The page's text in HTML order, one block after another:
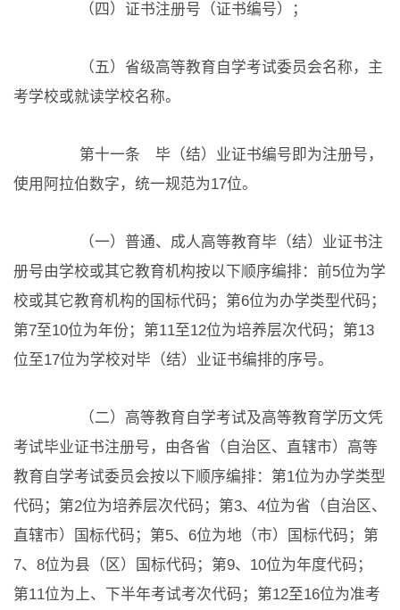
（四）证书注册号（证书编号）；
（五）省级高等教育自学考试委员会名称，主
考学校或就读学校名称。
第十一条 毕（结）业证书编号即为注册号，
使用阿拉伯数字，统一规范为17位。
（一）普通、成人高等教育毕（结）业证书注
册号由学校或其它教育机构按以下顺序编排：前5位为学
校或其它教育机构的国标代码；第6位为办学类型代码；
第7至10位为年份；第11至12位为培养层次代码；第13
位至17位为学校对毕（结）业证书编排的序号。
（二）高等教育自学考试及高等教育学历文凭
考试毕业证书注册号，由各省（自治区、直辖市）高等
教育自学考试委员会按以下顺序编排：第1位为办学类型
代码；第2位为培养层次代码；第3、4位为省（自治区、
直辖市）国标代码；第5、6位为地（市）国标代码；第
7、8位为县（区）国标代码；第9、10位为年度代码；
第11位为上、下半年考试考次代码；第12至16位为准考